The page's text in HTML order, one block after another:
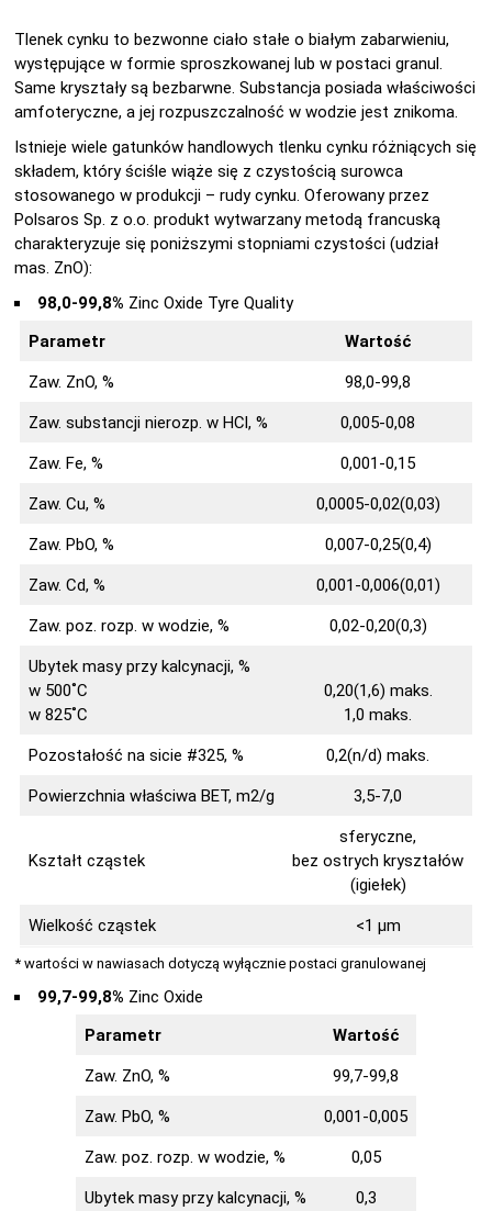
Tlenek cynku to bezwonne ciało stałe o białym zabarwieniu,
występujące w formie sproszkowanej lub w postaci granul.
Same kryształy są bezbarwne. Substancja posiada właściwości
amfoteryczne, a jej rozpuszczalność w wodzie jest znikoma.
Istnieje wiele gatunków handlowych tlenku cynku różniących się
składem, który ściśle wiąże się z czystością surowca
stosowanego w produkcji – rudy cynku. Oferowany przez
Polsaros Sp. z o.o. produkt wytwarzany metodą francuską
charakteryzuje się poniższymi stopniami czystości (udział
mas. ZnO):
98,0-99,8% Zinc Oxide Tyre Quality
Parametr
Wartość
Zaw. ZnO, % 98,0-99,8
Zaw. substancji nierozp. w HCl, % 0,005-0,08
Zaw. Fe, % 0,001-0,15
Zaw. Cu, % 0,0005-0,02(0,03)
Zaw. PbO, % 0,007-0,25(0,4)
Zaw. Cd, % 0,001-0,006(0,01)
Zaw. poz. rozp. w wodzie, % 0,02-0,20(0,3)
Ubytek masy przy kalcynacji, %
w 500˚C
w 825˚C
0,20(1,6) maks.
1,0 maks.
Pozostałość na sicie #325, % 0,2(n/d) maks.
Powierzchnia właściwa BET, m2/g 3,5-7,0
Kształt cząstek
sferyczne,
bez ostrych kryształów
(igiełek)
Wielkość cząstek <1 μm
* wartości w nawiasach dotyczą wyłącznie postaci granulowanej
99,7-99,8% Zinc Oxide
Parametr
Wartość
Zaw. ZnO, % 99,7-99,8
Zaw. PbO, % 0,001-0,005
Zaw. poz. rozp. w wodzie, % 0,05
Ubytek masy przy kalcynacji, % 0,3